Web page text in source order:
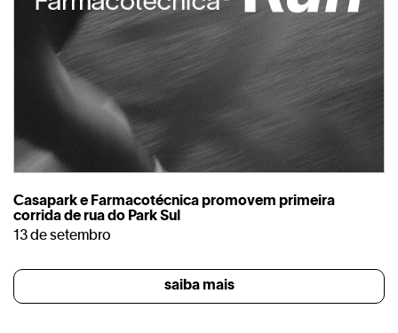
Casapark e Farmacotécnica promovem primeira
corrida de rua do Park Sul
13 de setembro
saiba mais